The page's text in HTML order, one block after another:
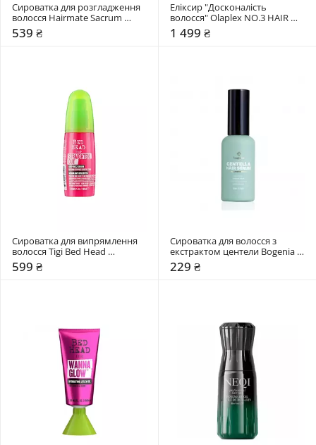
Сироватка для розгладження
волосся Hairmate Sacrum
Serum
539 ₴
Еліксир "Досконалість
волосся" Olaplex NO.3 HAIR
PERFECTOR
1 499 ₴
Сироватка для випрямлення
волосся Tigi Bed Head
Straighten Out Anti Frizz Serum
599 ₴
Сироватка для волосся з
екстрактом центели Bogenia
Centella
229 ₴